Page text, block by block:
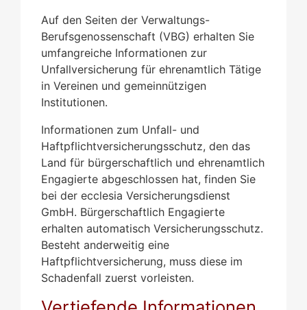
Auf den Seiten der Verwaltungs-
Berufsgenossenschaft (VBG) erhalten Sie
umfangreiche Informationen zur
Unfallversicherung für ehrenamtlich Tätige
in Vereinen und gemeinnützigen
Institutionen.
Informationen zum Unfall- und
Haftpflichtversicherungsschutz, den das
Land für bürgerschaftlich und ehrenamtlich
Engagierte abgeschlossen hat, finden Sie
bei der ecclesia Versicherungsdienst
GmbH. Bürgerschaftlich Engagierte
erhalten automatisch Versicherungsschutz.
Besteht anderweitig eine
Haftpflichtversicherung, muss diese im
Schadenfall zuerst vorleisten.